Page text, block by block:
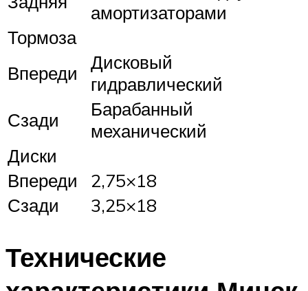
амортизаторами
Тормоза
Впереди
Дисковый
гидравлический
Сзади
Барабанный
механический
Диски
Впереди
2,75×18
Сзади
3,25×18
Технические